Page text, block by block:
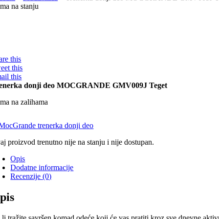
na stanju
this
this
this
donji deo MOCGRANDE GMV009J Teget
na zalihama
proizvod trenutno nije na stanju i nije dostupan.
Opis
Dodatne informacije
Recenzije (0)